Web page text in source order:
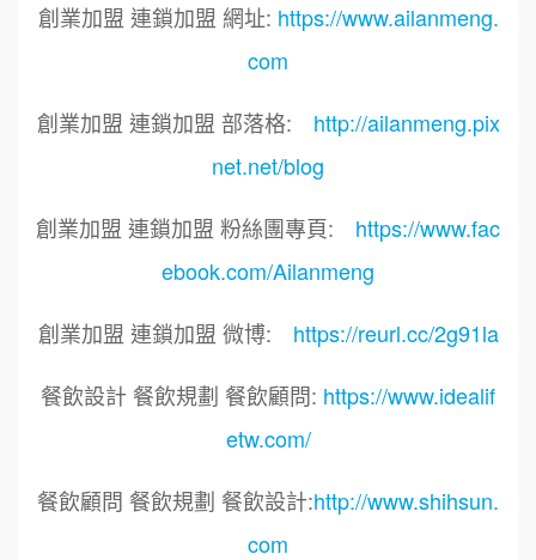
創業加盟 連鎖加盟 網址: https://www.ailanmeng.
com
創業加盟 連鎖加盟 部落格: http://ailanmeng.pix
net.net/blog
創業加盟 連鎖加盟 粉絲團專頁: https://www.fac
ebook.com/Ailanmeng
創業加盟 連鎖加盟 微博: https://reurl.cc/2g91la
餐飲設計 餐飲規劃 餐飲顧問: https://www.idealif
etw.com/
餐飲顧問 餐飲規劃 餐飲設計:http://www.shihsun.
com